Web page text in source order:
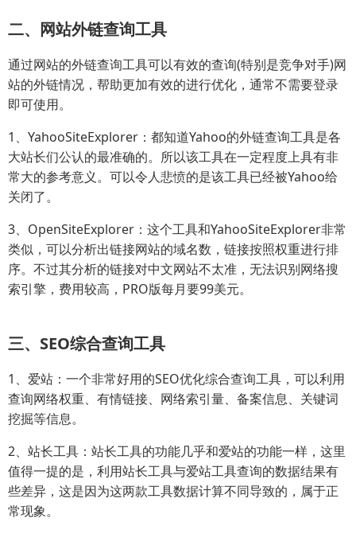
二、网站外链查询工具
通过网站的外链查询工具可以有效的查询(特别是竞争对手)网
站的外链情况，帮助更加有效的进行优化，通常不需要登录
即可使用。
1、YahooSiteExplorer：都知道Yahoo的外链查询工具是各
大站长们公认的最准确的。所以该工具在一定程度上具有非
常大的参考意义。可以令人悲愤的是该工具已经被Yahoo给
关闭了。
3、OpenSiteExplorer：这个工具和YahooSiteExplorer非常
类似，可以分析出链接网站的域名数，链接按照权重进行排
序。不过其分析的链接对中文网站不太准，无法识别网络搜
索引擎，费用较高，PRO版每月要99美元。
三、SEO综合查询工具
1、爱站：一个非常好用的SEO优化综合查询工具，可以利用
查询网络权重、有情链接、网络索引量、备案信息、关键词
挖掘等信息。
2、站长工具：站长工具的功能几乎和爱站的功能一样，这里
值得一提的是，利用站长工具与爱站工具查询的数据结果有
些差异，这是因为这两款工具数据计算不同导致的，属于正
常现象。